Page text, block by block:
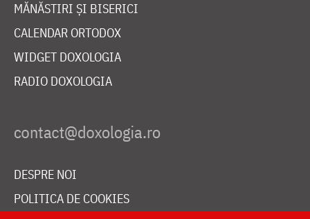
MĂNĂSTIRI ȘI BISERICI
CALENDAR ORTODOX
WIDGET DOXOLOGIA
RADIO DOXOLOGIA
DESPRE NOI
POLITICA DE COOKIES